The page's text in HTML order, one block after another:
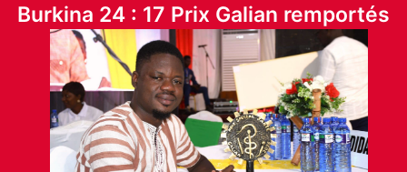
Burkina 24 : 17 Prix Galian remportés